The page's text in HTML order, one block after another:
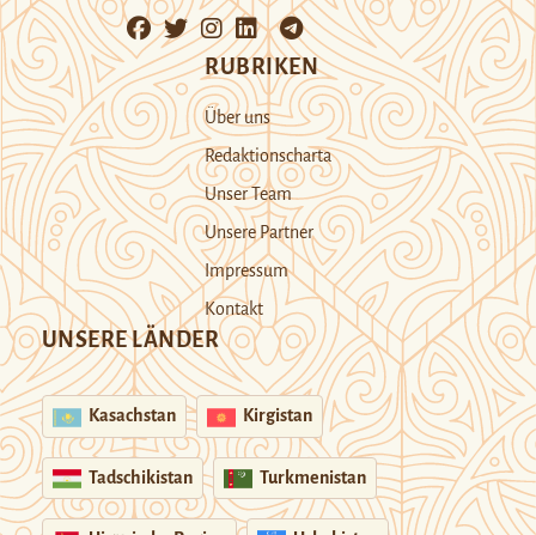
RUBRIKEN
Über uns
Redaktionscharta
Unser Team
Unsere Partner
Impressum
Kontakt
UNSERE LÄNDER
Kasachstan Kirgistan
Tadschikistan Turkmenistan